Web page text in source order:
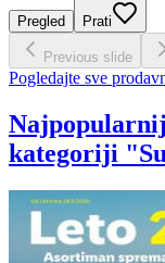
Pregled Prati
Previous slide
Pogledajte sve
kategoriji